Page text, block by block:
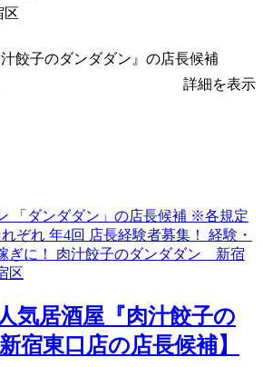
区
餃子のダンダダン』の店長候補
詳細を表示
気居酒屋『肉汁餃子の
宿東口店の店長候補】